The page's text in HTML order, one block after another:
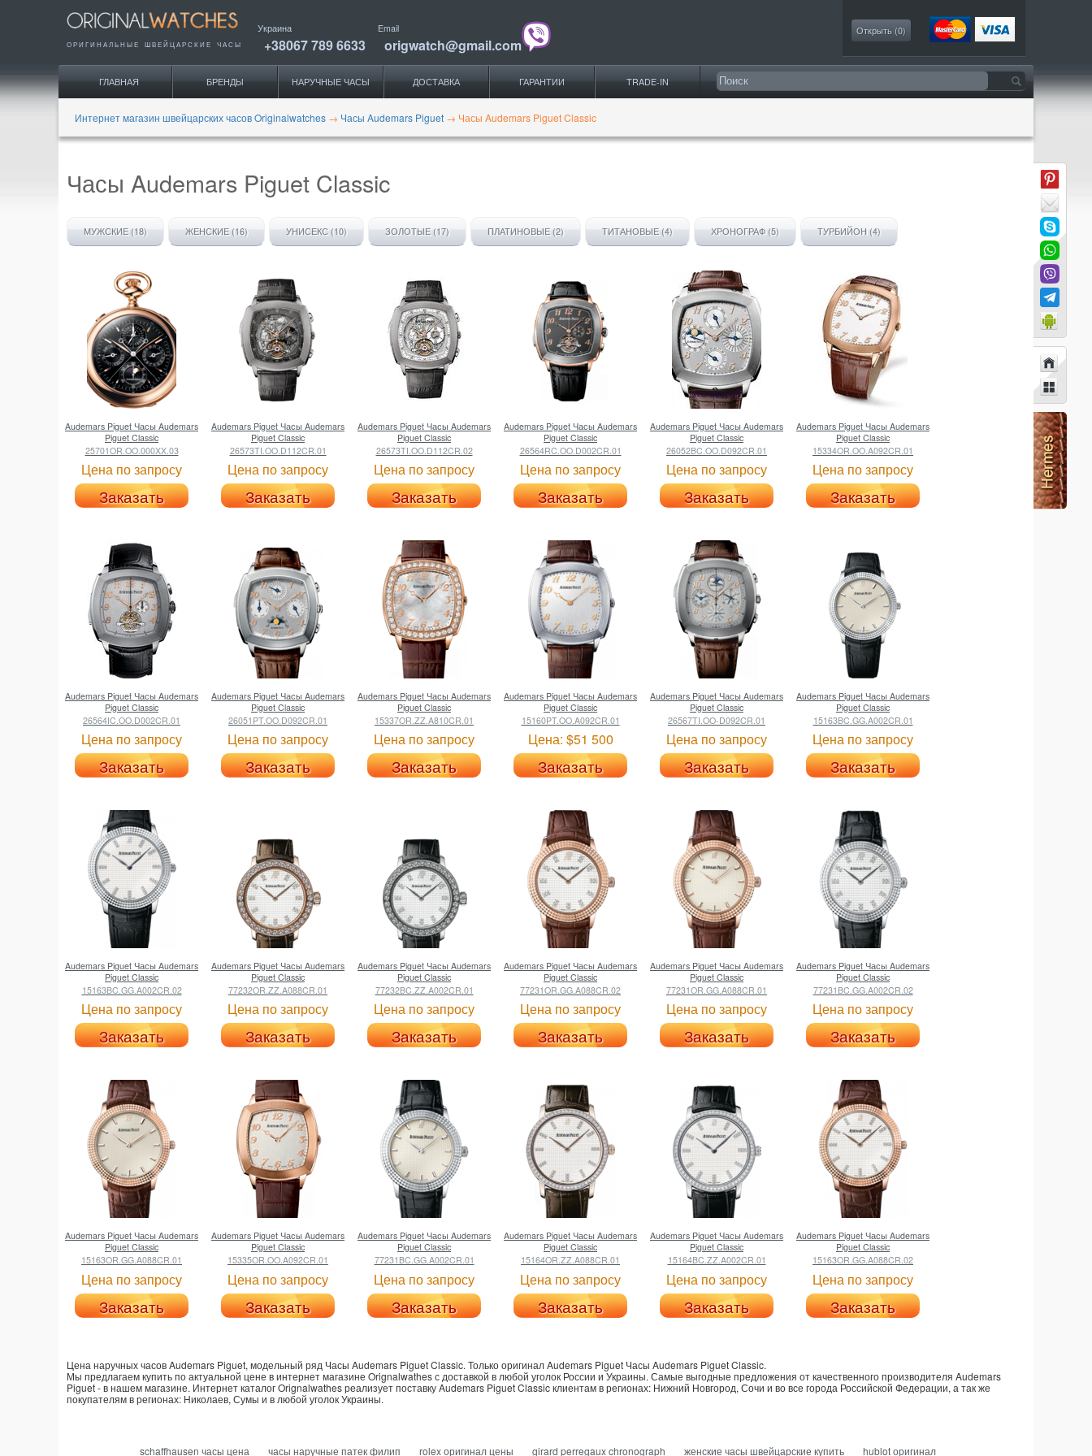
ОРИГИНАЛЬНЫЕ ШВЕЙЦАРСКИЕ ЧАСЫ
Украина
+38067 789 6633
Email
origwatch@gmail.com
Открыть (0)
ГЛАВНАЯ БРЕНДЫ НАРУЧНЫЕ ЧАСЫ ДОСТАВКА ГАРАНТИИ TRADE-IN
Интернет магазин швейцарских часов Originalwatches → Часы Audemars Piguet → Часы Audemars Piguet Classic
Часы Audemars Piguet Classic
МУЖСКИЕ (18) ЖЕНСКИЕ (16) УНИСЕКС (10) ЗОЛОТЫЕ (17) ПЛАТИНОВЫЕ (2) ТИТАНОВЫЕ (4) ХРОНОГРАФ (5) ТУРБИЙОН (4)
Audemars Piguet Часы Audemars
Piguet Classic
25701OR.OO.000XX.03
Цена по запросу
Заказать
Audemars Piguet Часы Audemars
Piguet Classic
26573TI.OO.D112CR.01
Цена по запросу
Заказать
Audemars Piguet Часы Audemars
Piguet Classic
26573TI.OO.D112CR.02
Цена по запросу
Заказать
Audemars Piguet Часы Audemars
Piguet Classic
26564RC.OO.D002CR.01
Цена по запросу
Заказать
Audemars Piguet Часы Audemars
Piguet Classic
26052BC.OO.D092CR.01
Цена по запросу
Заказать
Audemars Piguet Часы Audemars
Piguet Classic
15334OR.OO.A092CR.01
Цена по запросу
Заказать
Audemars Piguet Часы Audemars
Piguet Classic
26564IC.OO.D002CR.01
Цена по запросу
Заказать
Audemars Piguet Часы Audemars
Piguet Classic
26051PT.OO.D092CR.01
Цена по запросу
Заказать
Audemars Piguet Часы Audemars
Piguet Classic
15337OR.ZZ.A810CR.01
Цена по запросу
Заказать
Audemars Piguet Часы Audemars
Piguet Classic
15160PT.OO.A092CR.01
Цена: $51 500
Заказать
Audemars Piguet Часы Audemars
Piguet Classic
26567TI.OO-D092CR.01
Цена по запросу
Заказать
Audemars Piguet Часы Audemars
Piguet Classic
15163BC.GG.A002CR.01
Цена по запросу
Заказать
Audemars Piguet Часы Audemars
Piguet Classic
15163BC.GG.A002CR.02
Цена по запросу
Заказать
Audemars Piguet Часы Audemars
Piguet Classic
77232OR.ZZ.A088CR.01
Цена по запросу
Заказать
Audemars Piguet Часы Audemars
Piguet Classic
77232BC.ZZ.A002CR.01
Цена по запросу
Заказать
Audemars Piguet Часы Audemars
Piguet Classic
77231OR.GG.A088CR.02
Цена по запросу
Заказать
Audemars Piguet Часы Audemars
Piguet Classic
77231OR.GG.A088CR.01
Цена по запросу
Заказать
Audemars Piguet Часы Audemars
Piguet Classic
77231BC.GG.A002CR.02
Цена по запросу
Заказать
Audemars Piguet Часы Audemars
Piguet Classic
15163OR.GG.A088CR.01
Цена по запросу
Заказать
Audemars Piguet Часы Audemars
Piguet Classic
15335OR.OO.A092CR.01
Цена по запросу
Заказать
Audemars Piguet Часы Audemars
Piguet Classic
77231BC.GG.A002CR.01
Цена по запросу
Заказать
Audemars Piguet Часы Audemars
Piguet Classic
15164OR.ZZ.A088CR.01
Цена по запросу
Заказать
Audemars Piguet Часы Audemars
Piguet Classic
15164BC.ZZ.A002CR.01
Цена по запросу
Заказать
Audemars Piguet Часы Audemars
Piguet Classic
15163OR.GG.A088CR.02
Цена по запросу
Заказать
Цена наручных часов Audemars Piguet, модельный ряд Часы Audemars Piguet Classic. Толькооригинал Audemars Piguet Часы Audemars Piguet Classic.
Мы предлагаем купить по актуальной цене в интернет магазине Orignalwathes с доставкой в любой уголок России и Украины. Самые выгодные предложения от качественного производителя Audemars
Piguet - в нашем магазине. Интернет каталог Orignalwathes реализует поставку Audemars Piguet Classic клиентам в регионах: Нижний Новгород, Сочи и во все города Российской Федерации, а так же
покупателям в регионах: Николаев, Сумы и в любой уголок Украины.
schaffhausen часы цена часы наручные патек филип rolex оригинал цены girard perregaux chronograph женские часы швейцарские купить hublot оригинал